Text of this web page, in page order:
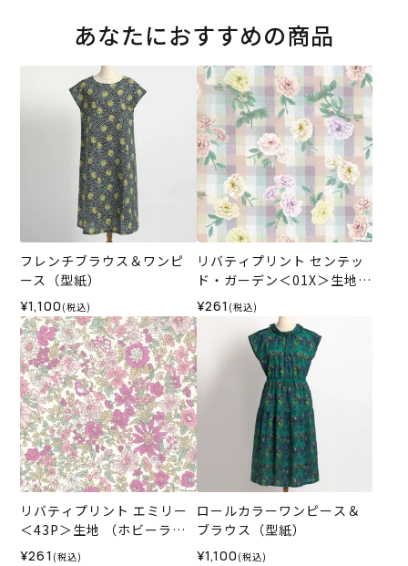
あなたにおすすめの商品
フレンチブラウス＆ワンピ
ース（型紙）
¥1,100 (税込)
リバティプリント センテッ
ド・ガーデン＜01X＞生地
（ホビーラホビーレオリジ
ナル）2025SS
¥261 (税込)
リバティプリント エミリー
＜43P＞生地 （ホビーラホ
ビーレオリジナル）2025SS
¥261 (税込)
ロールカラーワンピース＆
ブラウス（型紙）
¥1,100 (税込)